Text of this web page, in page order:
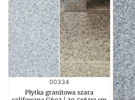
Kod produktu
00334
Płytka granitowa szara